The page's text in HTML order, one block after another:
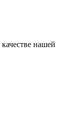
качестве нашей